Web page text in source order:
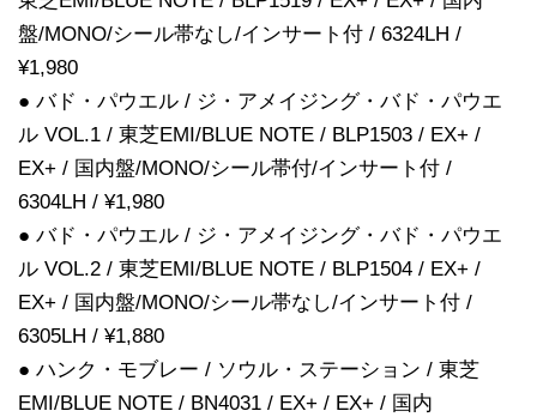
盤/MONO/シール帯なし/インサート付 / 6324LH /
¥1,980
● バド・パウエル / ジ・アメイジング・バド・パウエ
ル VOL.1 / 東芝EMI/BLUE NOTE / BLP1503 / EX+ /
EX+ / 国内盤/MONO/シール帯付/インサート付 /
6304LH / ¥1,980
● バド・パウエル / ジ・アメイジング・バド・パウエ
ル VOL.2 / 東芝EMI/BLUE NOTE / BLP1504 / EX+ /
EX+ / 国内盤/MONO/シール帯なし/インサート付 /
6305LH / ¥1,880
● ハンク・モブレー / ソウル・ステーション / 東芝
EMI/BLUE NOTE / BN4031 / EX+ / EX+ / 国内